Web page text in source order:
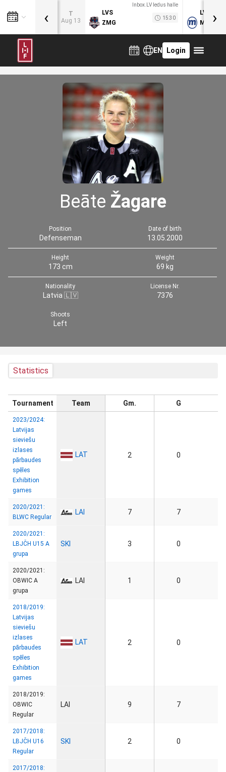
T
Aug 13
Inbox.LV ledus halle
LVS
ZMG
15:30
LVB
MOG
‹ ›
EN Login
Beāte Žagare
Position
Defenseman
Date of birth
13.05.2000
Height
173 cm
Weight
69 kg
Nationality
Latvia 🇱🇻
License Nr.
7376
Shoots
Left
Statistics
Tournament Team Gm. G
2023/2024:
Latvijas
sieviešu
izlases
pārbaudes
spēles
Exhibition
games
LAT 2 0
2020/2021:
BLWC Regular
LAI 7 7
2020/2021:
LBJČH U15 A
grupa
SKI 3 0
2020/2021:
OBWIC A
grupa
LAI 1 0
2018/2019:
Latvijas
sieviešu
izlases
pārbaudes
spēles
Exhibition
games
LAT 2 0
2018/2019:
OBWIC
Regular
LAI 9 7
2017/2018:
LBJČH U16
Regular
SKI 2 0
2017/2018: